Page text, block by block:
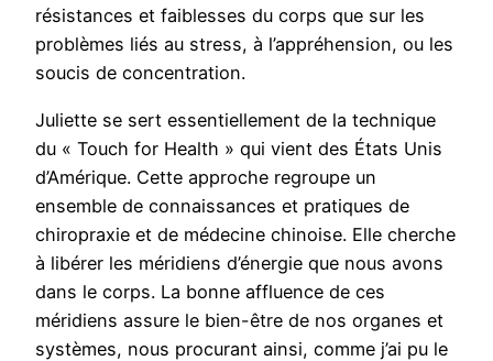
résistances et faiblesses du corps que sur les
problèmes liés au stress, à l’appréhension, ou les
soucis de concentration.
Juliette se sert essentiellement de la technique
du « Touch for Health » qui vient des États Unis
d’Amérique. Cette approche regroupe un
ensemble de connaissances et pratiques de
chiropraxie et de médecine chinoise. Elle cherche
à libérer les méridiens d’énergie que nous avons
dans le corps. La bonne affluence de ces
méridiens assure le bien-être de nos organes et
systèmes, nous procurant ainsi, comme j’ai pu le